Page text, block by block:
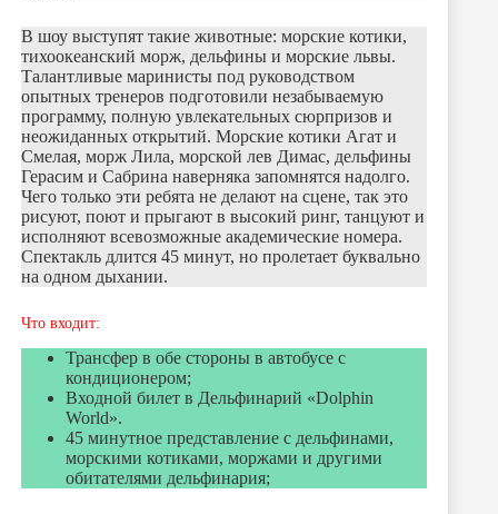
В шоу выступят такие животные: морские котики,
тихоокеанский морж, дельфины и морские львы.
Талантливые маринисты под руководством
опытных тренеров подготовили незабываемую
программу, полную увлекательных сюрпризов и
неожиданных открытий. Морские котики Агат и
Смелая, морж Лила, морской лев Димас, дельфины
Герасим и Сабрина наверняка запомнятся надолго.
Чего только эти ребята не делают на сцене, так это
рисуют, поют и прыгают в высокий ринг, танцуют и
исполняют всевозможные академические номера.
Спектакль длится 45 минут, но пролетает буквально
на одном дыхании.
Что входит:
Трансфер в обе стороны в автобусе с
кондиционером;
Входной билет в Дельфинарий «Dolphin
World».
45 минутное представление с дельфинами,
морскими котиками, моржами и другими
обитателями дельфинария;